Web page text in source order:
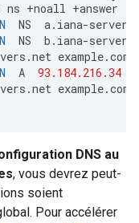
ns +noall +answer
NS a. iana-servers
NS b . iana-servers
.net example.com
A
93.184.216.34
.net example.com
DNS au
, vous devrez peut-
soient
Pour accélérer